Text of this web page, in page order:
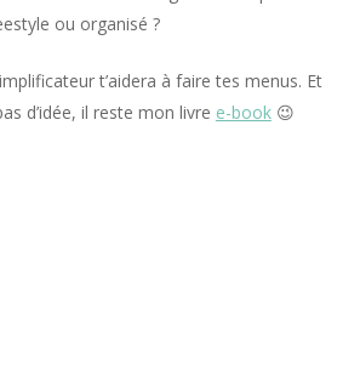
ou organisé ?
t’aidera à faire tes menus. Et
d’idée, il reste mon livre e-book😉